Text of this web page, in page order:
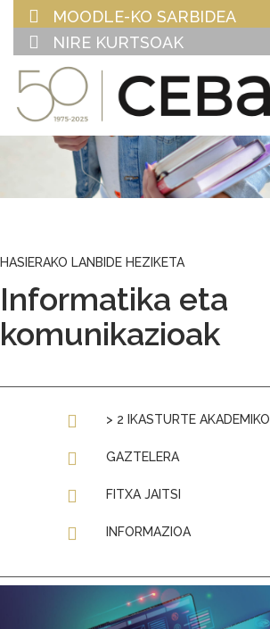
MOODLE-KO SARBIDEA
NIRE KURTSOAK
HASIERAKO LANBIDE HEZIKETA
Informatika eta
komunikazioak
> 2 IKASTURTE AKADEMIKO
GAZTELERA
FITXA JAITSI
INFORMAZIOA